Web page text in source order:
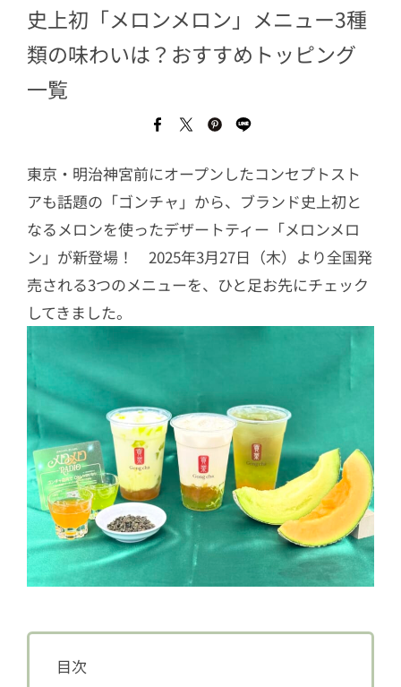
史上初「メロンメロン」メニュー3種
類の味わいは？おすすめトッピング
一覧
東京・明治神宮前にオープンしたコンセプトスト
アも話題の「ゴンチャ」から、ブランド史上初と
なるメロンを使ったデザートティー「メロンメロ
ン」が新登場！ 2025年3月27日（木）より全国発
売される3つのメニューを、ひと足お先にチェック
してきました。
目次